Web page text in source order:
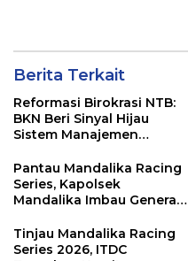
Berita Terkait
Reformasi Birokrasi NTB:
BKN Beri Sinyal Hijau
Sistem Manajemen
Pantau Mandalika Racing
Series, Kapolsek
Mandalika Imbau Generasi
Sirkuit, Bukan Jalan Raya
Tinjau Mandalika Racing
Series 2026, ITDC